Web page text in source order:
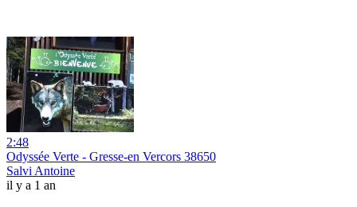
2:48
Odyssée Verte - Gresse-en Vercors 38650
Salvi Antoine
il y a 1 an